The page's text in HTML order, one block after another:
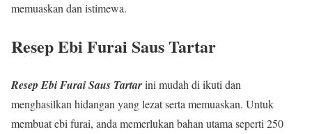
memuaskan dan istimewa.
Resep Ebi Furai Saus Tartar
Resep Ebi Furai Saus Tartarini mudah di ikuti dan
menghasilkan hidangan yang lezat serta memuaskan. Untuk
membuat ebi furai, anda memerlukan bahan utama seperti 250